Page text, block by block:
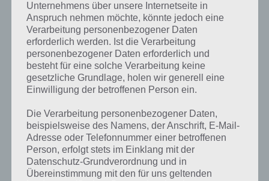
meistern gilt. Für das Erfüllen bekommen wir dann ebenfalls
Münzen. Wem das zu lange dauert, der kann auch per In App Kauf
zusätzliche Münzen kaufen.
Tipps und Tricks zu Sonic Jump
Hier haben wir nun einige Tipps und Tricks sowie häufige Fragen zu
Sonic Jump zusammengefasst. Wir werden diese Liste stetig
erweitern. Solltest du weitere Tipps, Tricks oder Hinweise haben, so
melde dich einfach in den Kommentaren
Aufpassen bei Gegnern
Unternehmens über unsere Internetseite in
Anspruch nehmen möchte, könnte jedoch eine
Verarbeitung personenbezogener Daten
erforderlich werden. Ist die Verarbeitung
personenbezogener Daten erforderlich und
besteht für eine solche Verarbeitung keine
gesetzliche Grundlage, holen wir generell eine
Einwilligung der betroffenen Person ein.
Die Verarbeitung personenbezogener Daten,
beispielsweise des Namens, der Anschrift, E-Mail-
Adresse oder Telefonnummer einer betroffenen
Person, erfolgt stets im Einklang mit der
Datenschutz-Grundverordnung und in
Übereinstimmung mit den für uns geltenden